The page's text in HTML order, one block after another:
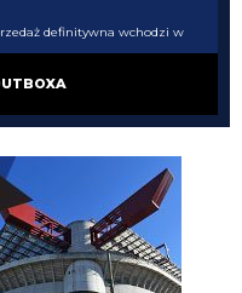
definitywna wchodzi w
brak slow obraz